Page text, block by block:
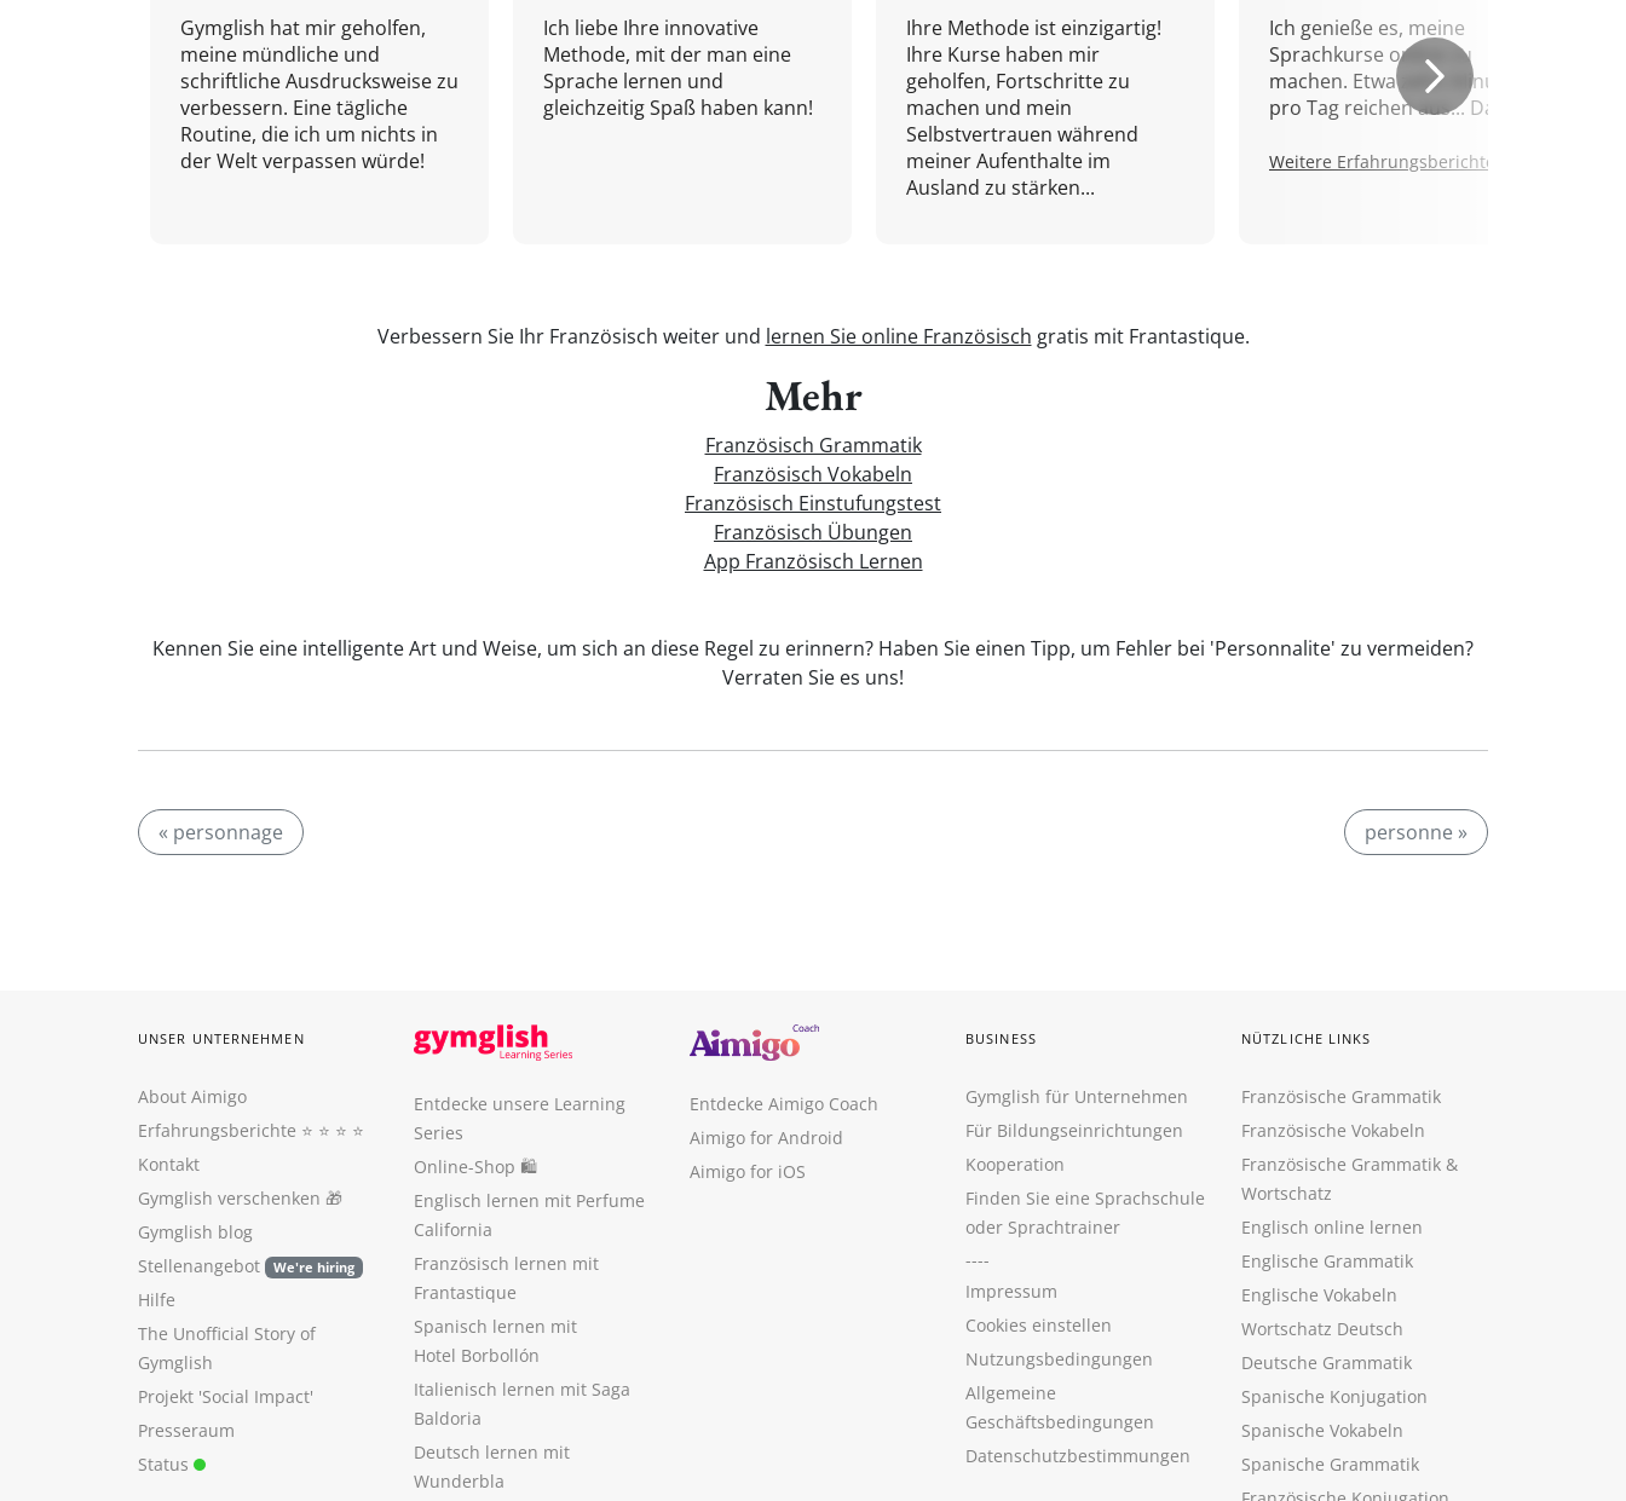
Gymglish hat mir geholfen,
meine mündliche und
schriftliche Ausdrucksweise zu
verbessern. Eine tägliche
Routine, die ich um nichts in
der Welt verpassen würde!
Ich liebe Ihre innovative
Methode, mit der man eine
Sprache lernen und
gleichzeitig Spaß haben kann!
Ihre Methode ist einzigartig!
Ihre Kurse haben mir
geholfen, Fortschritte zu
machen und mein
Selbstvertrauen während
meiner Aufenthalte im
Ausland zu stärken...
Ich genieße es, meine
Sprachkurse online zu
machen. Etwa zehn Minuten
pro Tag reichen aus... Danke!
Weitere Erfahrungsberichte.
Verbessern Sie Ihr Französisch weiter und lernen Sie online Französisch gratis mit Frantastique.
Mehr
Französisch Grammatik
Französisch Vokabeln
Französisch Einstufungstest
Französisch Übungen
App Französisch Lernen
Kennen Sie eine intelligente Art und Weise, um sich an diese Regel zu erinnern? Haben Sie einen Tipp, um Fehler bei 'Personnalite' zu vermeiden?
Verraten Sie es uns!
« personnage personne »
UNSER UNTERNEHMEN
About Aimigo
Erfahrungsberichte ⭐️ ⭐️ ⭐️ ⭐️
Kontakt
Gymglish verschenken 🎁
Gymglish blog
Stellenangebot
We're hiring
Hilfe
The Unofficial Story of
Gymglish
Projekt 'Social Impact'
Presseraum
Status
Entdecke unsere Learning
Series
Online-Shop 🛍
Englisch lernen mit Perfume
California
Französisch lernen mit
Frantastique
Spanisch lernen mit
Hotel Borbollón
Italienisch lernen mit Saga
Baldoria
Deutsch lernen mit
Wunderbla
Entdecke Aimigo Coach
Aimigo for Android
Aimigo for iOS
BUSINESS
Gymglish für Unternehmen
Für Bildungseinrichtungen
Kooperation
Finden Sie eine Sprachschule
oder Sprachtrainer
----
Impressum
Cookies einstellen
Nutzungsbedingungen
Allgemeine
Geschäftsbedingungen
Datenschutzbestimmungen
NÜTZLICHE LINKS
Französische Grammatik
Französische Vokabeln
Französische Grammatik &
Wortschatz
Englisch online lernen
Englische Grammatik
Englische Vokabeln
Wortschatz Deutsch
Deutsche Grammatik
Spanische Konjugation
Spanische Vokabeln
Spanische Grammatik